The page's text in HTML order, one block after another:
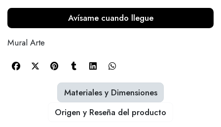
Avísame cuando llegue
Mural Arte
Materiales y Dimensiones
Origen y Reseña del producto